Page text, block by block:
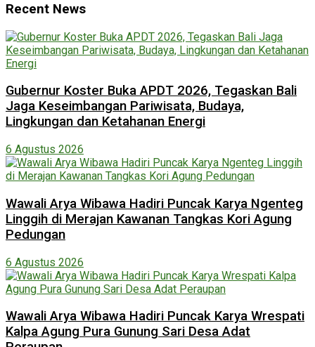
Recent News
Gubernur Koster Buka APDT 2026, Tegaskan Bali
Jaga Keseimbangan Pariwisata, Budaya,
Lingkungan dan Ketahanan Energi
6 Agustus 2026
Wawali Arya Wibawa Hadiri Puncak Karya Ngenteg
Linggih di Merajan Kawanan Tangkas Kori Agung
Pedungan
6 Agustus 2026
Wawali Arya Wibawa Hadiri Puncak Karya Wrespati
Kalpa Agung Pura Gunung Sari Desa Adat